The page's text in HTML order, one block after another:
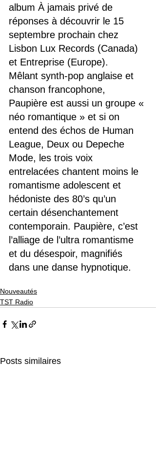
album À jamais privé de
réponses à découvrir le 15
septembre prochain chez
Lisbon Lux Records (Canada)
et Entreprise (Europe).
Mêlant synth-pop anglaise et
chanson francophone,
Paupière est aussi un groupe «
néo romantique » et si on
entend des échos de Human
League, Deux ou Depeche
Mode, les trois voix
entrelacées chantent moins le
romantisme adolescent et
hédoniste des 80’s qu’un
certain désenchantement
contemporain. Paupière, c’est
l’alliage de l’ultra romantisme
et du désespoir, magnifiés
dans une danse hypnotique.
Nouveautés
TST Radio
Posts similaires